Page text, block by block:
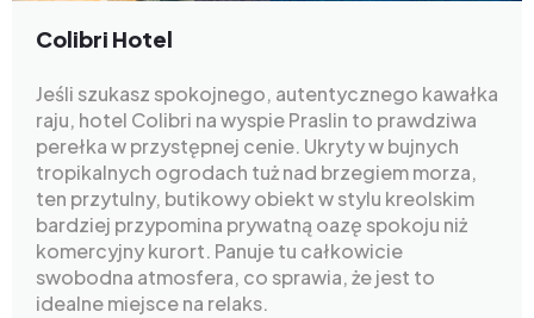
Colibri Hotel
Jeśli szukasz spokojnego, autentycznego kawałka
raju, hotel Colibri na wyspie Praslin to prawdziwa
perełka w przystępnej cenie. Ukryty w bujnych
tropikalnych ogrodach tuż nad brzegiem morza,
ten przytulny, butikowy obiekt w stylu kreolskim
bardziej przypomina prywatną oazę spokoju niż
komercyjny kurort. Panuje tu całkowicie
swobodna atmosfera, co sprawia, że jest to
idealne miejsce na relaks.